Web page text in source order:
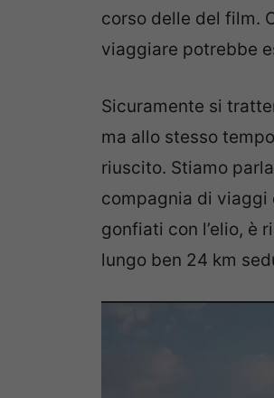
corso delle del film.
viaggiare potrebbe
Sicuramente si
ma allo stesso
riuscito. Stiamo
compagnia di viaggi
gonfiati con l’elio, è
lungo ben 24 km